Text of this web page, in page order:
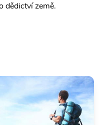
dědictví země.